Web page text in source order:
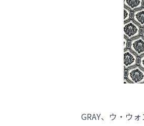
GRAY、ウ・ウ